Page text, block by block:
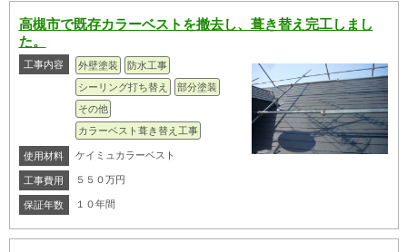
高槻市で既存カラーベストを撤去し、葺き替え完工しまし
た。
工事内容 外壁塗装
防水工事
シーリング打ち替え
部分塗装
その他
カラーベスト葺き替え工事
使用材料 ケイミュカラーベスト
工事費用 ５５０万円
保証年数 １０年間